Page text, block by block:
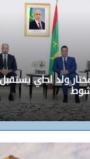
ولد اجاي